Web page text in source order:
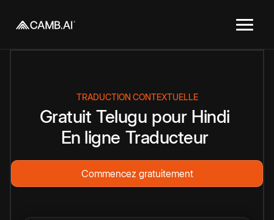
TRADUCTION CONTEXTUELLE
Gratuit Telugu pour Hindi
En ligne Traducteur
Commencez gratuitement